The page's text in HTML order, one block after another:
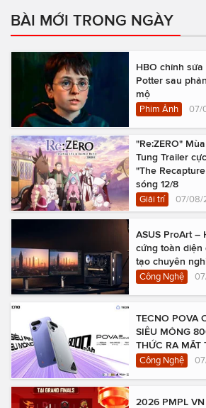
BÀI MỚI TRONG NGÀY
HBO chỉnh
Potter sau
mộ
Phim Ảnh 07/
"Re:ZERO"
Tung Trailer
"The
sóng 12/8
Giải trí 07/08/
ASUS ProArt –
cứng toàn diện
tạo chuyên
Công Nghệ
TECNO POVA
SIÊU MỎNG
THỨC RA MẮT
Công Nghệ
2026 PMPL